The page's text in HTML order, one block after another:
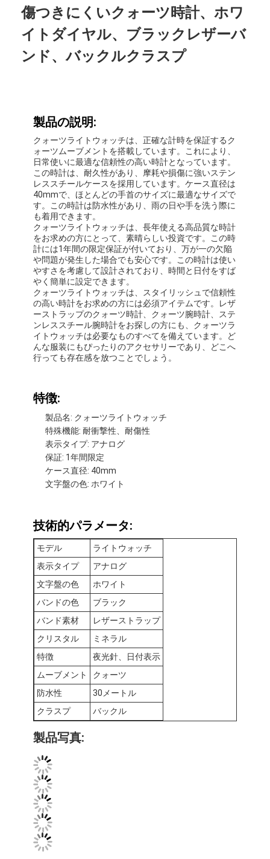
家へ
製品
わたしたち に つい て
工場 ツアー
品質管理
連絡 ください
ニュース
事件
ブログ
水晶腕時計
革帯 クォーツ 時計
ステンレス 鋼 の ストラップ 時計
傷つきにくいクォーツ時計、ホワ
イトダイヤル、ブラックレザーバ
ンド、バックルクラスプ
製品の説明:
クォーツライトウォッチは、正確な計時を保証するク
ォーツムーブメントを搭載しています。これにより、
日常使いに最適な信頼性の高い時計となっています。
この時計は、耐久性があり、摩耗や損傷に強いステン
レススチールケースを採用しています。ケース直径は
40mmで、ほとんどの手首のサイズに最適なサイズで
す。この時計は防水性があり、雨の日や手を洗う際に
も着用できます。
クォーツライトウォッチは、長年使える高品質な時計
をお求めの方にとって、素晴らしい投資です。この時
計には1年間の限定保証が付いており、万が一の欠陥
や問題が発生した場合でも安心です。この時計は使い
やすさを考慮して設計されており、時間と日付をすば
やく簡単に設定できます。
クォーツライトウォッチは、スタイリッシュで信頼性
の高い時計をお求めの方には必須アイテムです。レザ
ーストラップのクォーツ時計、クォーツ腕時計、ステ
ンレススチール腕時計をお探しの方にも、クォーツラ
イトウォッチは必要なものすべてを備えています。ど
んな服装にもぴったりのアクセサリーであり、どこへ
行っても存在感を放つことでしょう。
特徴:
製品名: クォーツライトウォッチ
特殊機能: 耐衝撃性、耐傷性
表示タイプ: アナログ
保証: 1年間限定
ケース直径: 40mm
文字盤の色: ホワイト
技術的パラメータ:
モデル
ライトウォッチ
表示タイプ
アナログ
文字盤の色
ホワイト
バンドの色
ブラック
バンド素材
レザーストラップ
クリスタル
ミネラル
特徴
夜光針、日付表示
ムーブメント
クォーツ
防水性
30メートル
クラスプ
バックル
製品写真: